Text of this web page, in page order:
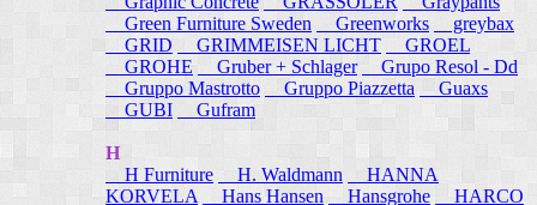
Green Furniture Sweden
Greenworks
greybax
GRID
GRIMMEISEN LICHT
GROEL
GROHE
Gruber + Schlager
Grupo Resol - Dd
Gruppo Mastrotto
Gruppo Piazzetta
Guaxs
GUBI
Gufram
H
H Furniture
H. Waldmann
HANNA
KORVELA
Hans Hansen Hansgrohe HARCO